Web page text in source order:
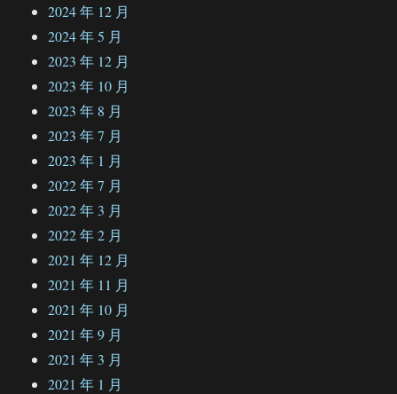
2024 年 12 月
2024 年 5 月
2023 年 12 月
2023 年 10 月
2023 年 8 月
2023 年 7 月
2023 年 1 月
2022 年 7 月
2022 年 3 月
2022 年 2 月
2021 年 12 月
2021 年 11 月
2021 年 10 月
2021 年 9 月
2021 年 3 月
2021 年 1 月